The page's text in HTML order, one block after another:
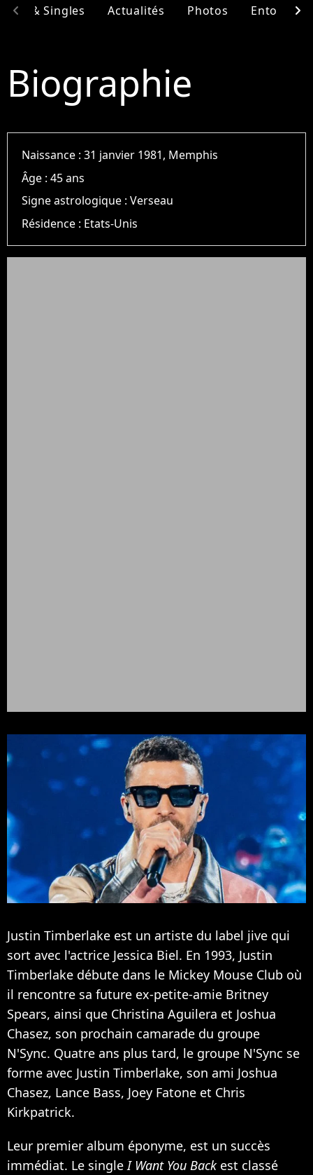
& Singles Actualités Photos Entourage
chevron_left chevron_right
Biographie
Naissance :31 janvier 1981, Memphis
Âge :45 ans
Signe astrologique :Verseau
Résidence : Etats-Unis
Justin Timberlake est un artiste du label jive qui
sort avec l'actrice Jessica Biel. En 1993, Justin
Timberlake débute dans le Mickey Mouse Club où
il rencontre sa future ex-petite-amie Britney
Spears, ainsi que Christina Aguilera et Joshua
Chasez, son prochain camarade du groupe
N'Sync. Quatre ans plus tard, le groupe N'Sync se
forme avec Justin Timberlake, son ami Joshua
Chasez, Lance Bass, Joey Fatone et Chris
Kirkpatrick.
Leur premier album éponyme, est un succès
immédiat. Le single I Want You Backest classé